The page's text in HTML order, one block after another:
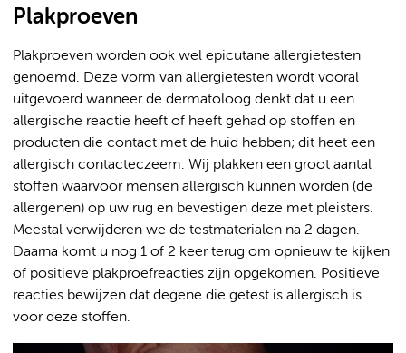
Plakproeven
Plakproeven worden ook wel epicutane allergietesten
genoemd. Deze vorm van allergietesten wordt vooral
uitgevoerd wanneer de dermatoloog denkt dat u een
allergische reactie heeft of heeft gehad op stoffen en
producten die contact met de huid hebben; dit heet een
allergisch contacteczeem. Wij plakken een groot aantal
stoffen waarvoor mensen allergisch kunnen worden (de
allergenen) op uw rug en bevestigen deze met pleisters.
Meestal verwijderen we de testmaterialen na 2 dagen.
Daarna komt u nog 1 of 2 keer terug om opnieuw te kijken
of positieve plakproefreacties zijn opgekomen. Positieve
reacties bewijzen dat degene die getest is allergisch is
voor deze stoffen.